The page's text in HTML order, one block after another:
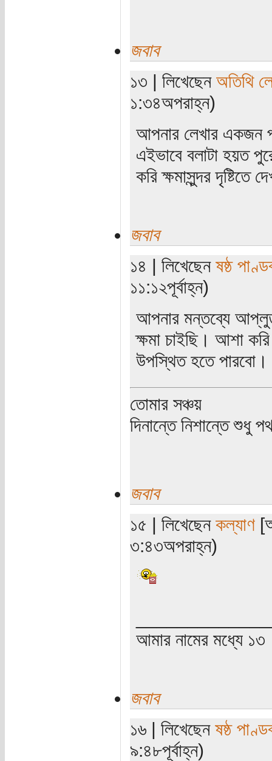
জবাব
১৩ | লিখেছেন অতিথি
১:৩৪অপরাহ্ন)
আপনার লেখার একজন
এইভাবে বলাটা হয়ত
করি ক্ষমাসুন্দর দৃষ্টিতে
জবাব
১৪ | লিখেছেন ষষ্ঠ
১১:১২পূর্বাহ্ন)
আপনার মন্তব্যে
ক্ষমা চাইছি। আশা
উপস্থিত হতে পারবো।
তোমার সঞ্চয়
দিনান্তে নিশান্তে শুধু
জবাব
১৫ | লিখেছেন কল্যাণ
৩:৪৩অপরাহ্ন)
আমার নামের মধ্যে ১৩
জবাব
১৬ | লিখেছেন ষষ্ঠ
৯:৪৮পূর্বাহ্ন)